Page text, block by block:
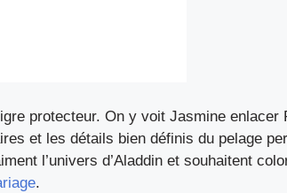
protecteur. On y voit Jasmine enlacer
et les détails bien définis du pelage
l’univers d’Aladdin et souhaitent
.